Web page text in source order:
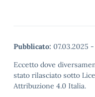
Pubblicato: 07.03.2025 -
Eccetto dove
stato rilasciato sotto
Attribuzione 4.0 Italia.